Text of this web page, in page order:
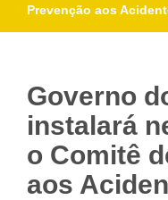
Prevenção aos
Governo
instalará
o Comitê
aos